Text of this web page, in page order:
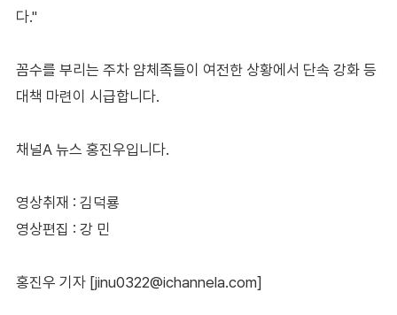
다."
꼼수를 부리는 주차 얌체족들이 여전한 상황에서 단속 강화 등
대책 마련이 시급합니다.
채널A 뉴스 홍진우입니다.
영상취재 : 김덕룡
영상편집 : 강 민
홍진우 기자 [jinu0322@ichannela.com]